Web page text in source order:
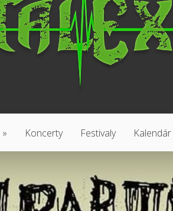
» Koncerty Festivaly